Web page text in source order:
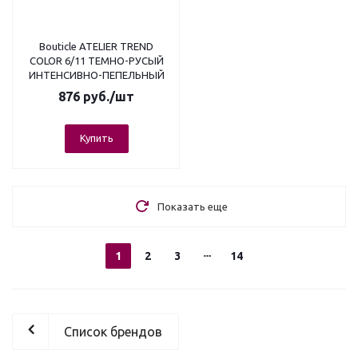
Bouticle ATELIER TREND
COLOR 6/11 ТЕМНО-РУСЫЙ
ИНТЕНСИВНО-ПЕПЕЛЬНЫЙ
876 руб./шт
Купить
Показать еще
1 2 3 14
Список брендов